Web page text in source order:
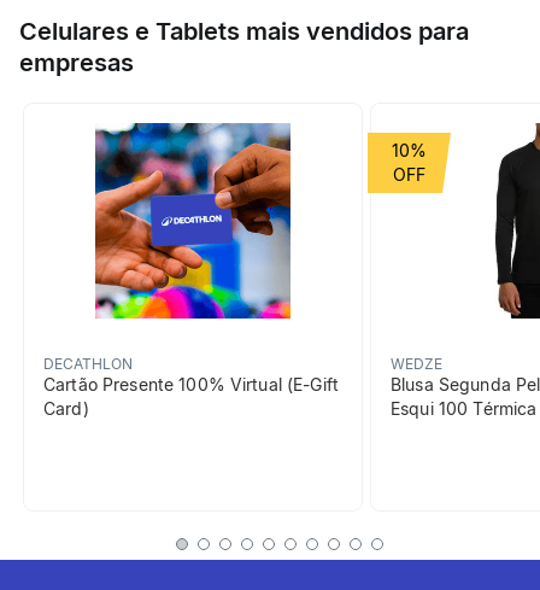
trilhos pedestres, com tempo quente e seco. A nossa
motivação? Apresentar umas sandálias confortáveis e
aderentes para as caminhadas de verão em trilhos naturais. O
Esporte
Grupo de Esporte Montanha
Cor Predominante marrom
beneficiosDoProduto
Sola dupla de EVA (etileno-
Celulares e Tablets mais vendidos para
empresas
DECATHLON
Cartão Presente 100% Virtual (E-Gift
Card)
WEDZE
Blusa Segunda
Esqui 100
10%